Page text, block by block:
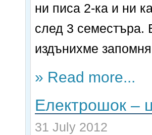
ни писа 2-ка и ни
след 3 семестъра.
издънихме
» Read more...
Електрошок –
31 July 2012